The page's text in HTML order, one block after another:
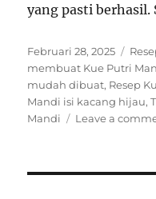
yang pasti berhasil.
Posted
on
Februari 28, 2025
membuat Kue Putri
mudah dibuat, Resep
Mandi isi kacang hijau,
Mandi
Leave a